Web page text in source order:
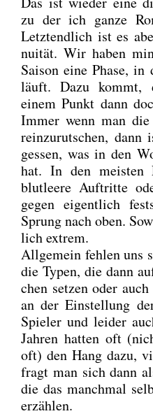
zu der ich gan­ze
Letzt­end­lich ist es
nui­tät. Wir haben
Sai­son eine Pha­se,
läuft. Dazu kommt,
einem Punkt dann
Immer wenn man
rein­zu­rut­schen,
ges­sen, was in den
hat. In den meis­ten
blut­lee­re Auf­trit­te
gegen eigent­lich
Sprung nach oben.
lich extrem.
All­ge­mein feh­len uns
die Typen, die dann
chen set­zen oder
an der Ein­stel­lung
Spie­ler und lei­der
Jah­ren hat­ten oft
oft) den Hang dazu,
fragt man sich dann
die das manch­mal
erzäh­len.